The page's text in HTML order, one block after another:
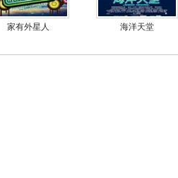
家有外星人 海洋天堂